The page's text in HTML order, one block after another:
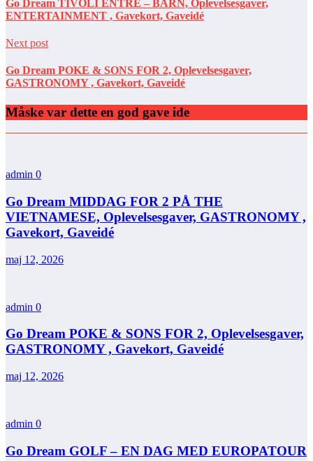
Go Dream TIVOLI ENTRÉ – BARN, Oplevelsesgaver,
ENTERTAINMENT , Gavekort, Gaveidé
Next post
Go Dream POKE & SONS FOR 2, Oplevelsesgaver,
GASTRONOMY , Gavekort, Gaveidé
Måske var dette en god gave ide
admin 0
Go Dream MIDDAG FOR 2 PÅ THE
VIETNAMESE, Oplevelsesgaver, GASTRONOMY ,
Gavekort, Gaveidé
maj 12, 2026
admin 0
Go Dream POKE & SONS FOR 2, Oplevelsesgaver,
GASTRONOMY , Gavekort, Gaveidé
maj 12, 2026
admin 0
Go Dream GOLF – EN DAG MED EUROPATOUR